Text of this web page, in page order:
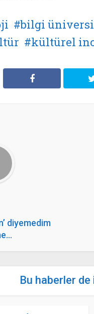
bilgi
kültürel
diyemedim
Bu haberler